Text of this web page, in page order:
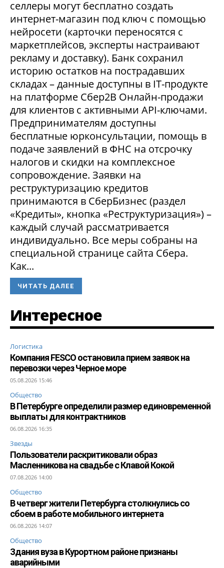
селлеры могут бесплатно создать
интернет-магазин под ключ с помощью
нейросети (карточки переносятся с
маркетплейсов, эксперты настраивают
рекламу и доставку). Банк сохранил
историю остатков на пострадавших
складах – данные доступны в IT-продукте
на платформе Сбер2В Онлайн-продажи
для клиентов с активными API-ключами.
Предпринимателям доступны
бесплатные юрконсультации, помощь в
подаче заявлений в ФНС на отсрочку
налогов и скидки на комплексное
сопровождение. Заявки на
реструктуризацию кредитов
принимаются в СберБизнес (раздел
«Кредиты», кнопка «Реструктуризация») –
каждый случай рассматривается
индивидуально. Все меры собраны на
специальной странице сайта Сбера.
Как...
ЧИТАТЬ ДАЛЕЕ
Интересное
Логистика
Компания FESCO остановила прием заявок на
перевозки через Черное море
05.08.2026 15:46
Общество
В Петербурге определили размер единовременной
выплаты для контрактников
06.08.2026 16:35
Звезды
Пользователи раскритиковали образ
Масленникова на свадьбе с Клавой Кокой
07.08.2026 14:00
Общество
В четверг жители Петербурга столкнулись со
сбоем в работе мобильного интернета
06.08.2026 14:07
Общество
Здания вуза в Курортном районе признаны
аварийными